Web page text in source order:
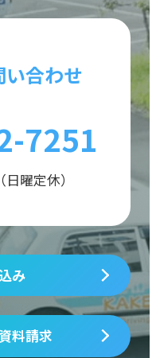
合わせ
7251
曜定休）
み
料請求